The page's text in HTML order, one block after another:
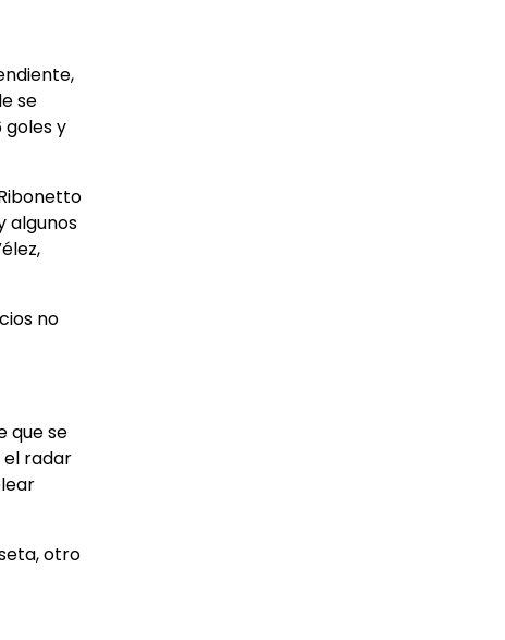
se
goles y
algunos
no
que se
el radar
otro